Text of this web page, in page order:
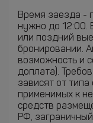
Время заезда -
нужно до 12:00.
или поздний
бронировании.
возможность и
доплата).
зависят от
применимых к
средств
РФ,